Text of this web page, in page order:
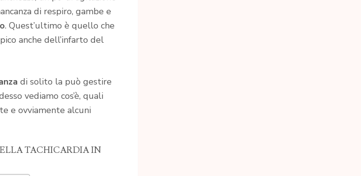
di respiro, gambe e
. Quest’ultimo è quello che
anche dell’infarto del
di solito la può gestire
vediamo cos’è, quali
e ovviamente alcuni
TACHICARDIA IN